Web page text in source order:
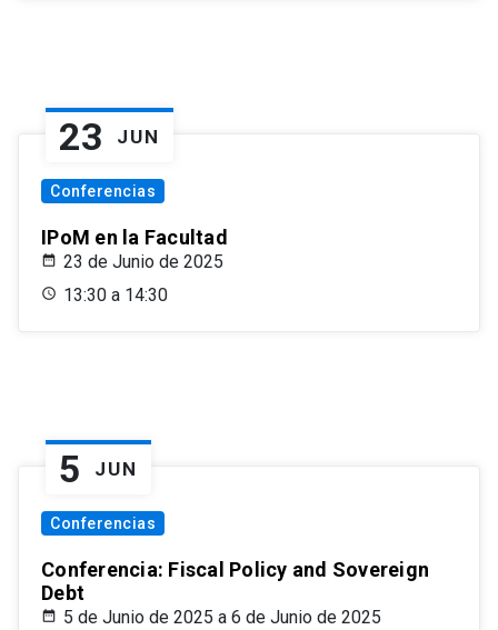
23 JUN
Conferencias
IPoM en la Facultad
23 de Junio de 2025
13:30 a 14:30
5 JUN
Conferencias
Conferencia: Fiscal Policy and Sovereign
Debt
5 de Junio de 2025 a 6 de Junio de 2025